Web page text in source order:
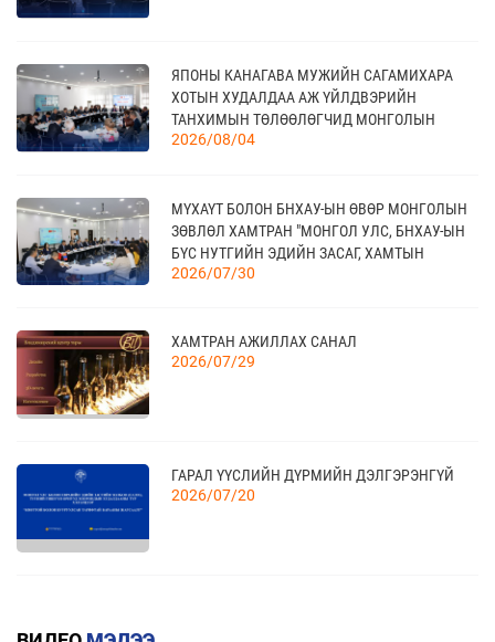
20
09 сар
КАНАД УЛС - ТОРОНТО ХОТЫН БИЗНЕС АЯЛАЛ
21
10 сар
TEX+ VISION KOREA
11 сар
ҮЗЭСГЭЛЭН
11 сар
КАНАД УЛСАД ЗОХИОН БАЙГУУЛАГДАХ
АХУЙН САЛБАРЫН ҮЗЭСГЭЛЭНД ОРОЛЦОХЫГ
УРЬЖ БАЙНА.
ЯПОНЫ КАНАГАВА МУЖИЙН САГАМИХАРА
ХОТЫН ХУДАЛДАА АЖ ҮЙЛДВЭРИЙН
ТАНХИМЫН ТӨЛӨӨЛӨГЧИД МОНГОЛЫН
ҮНДЭСНИЙ ХУДАЛДАА АЖ ҮЙЛДВЭРИЙН
2026/08/04
МҮХАҮТ БОЛОН БНХАУ-ЫН ӨВӨР МОНГОЛЫН
ЗӨВЛӨЛ ХАМТРАН "МОНГОЛ УЛС, БНХАУ-ЫН
БҮС НУТГИЙН ЭДИЙН ЗАСАГ, ХАМТЫН
АЖИЛЛАГААНЫ УУЛЗАЛТ"-ЫГ ЗОХИОН
2026/07/30
ХАМТРАН АЖИЛЛАХ САНАЛ
2026/07/29
ГАРАЛ ҮҮСЛИЙН ДҮРМИЙН ДЭЛГЭРЭНГҮЙ
2026/07/20